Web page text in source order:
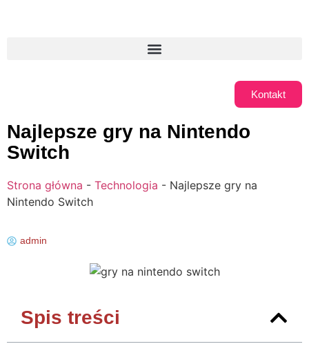
Kontakt
Najlepsze gry na Nintendo
Switch
Strona główna - Technologia - Najlepsze gry na
Nintendo Switch
admin
Spis treści